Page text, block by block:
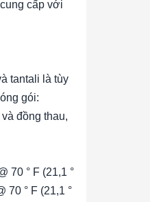
cấp với
tantali là tùy
gói:
đồng thau,
70 ° F (21,1 °
70 ° F (21,1 °